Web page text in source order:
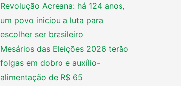
Revolução Acreana: há 124 anos,
um povo iniciou a luta para
escolher ser brasileiro
Mesários das Eleições 2026 terão
folgas em dobro e auxílio-
alimentação de R$ 65